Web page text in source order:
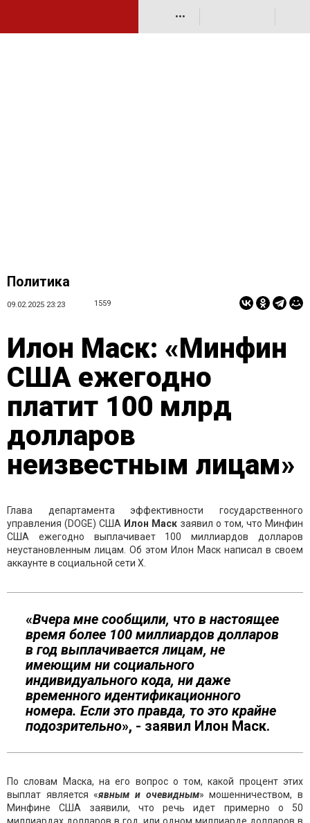
•••
Политика
09.02.2025 23:23 1559
Илон Маск: «Минфин
США ежегодно
платит 100 млрд
долларов
неизвестным лицам»
Глава департамента эффективности государственного
управления (DOGE) США Илон Маск заявил о том, что Минфин
США ежегодно выплачивает 100 миллиардов долларов
неустановленным лицам. Об этом Илон Маск написал в своем
аккаунте в социальной сети Х.
«Вчера мне сообщили, что в настоящее
время более 100 миллиардов долларов
в год выплачивается лицам, не
имеющим ни социального
индивидуального кода, ни даже
временного идентификационного
номера. Если это правда, то это крайне
подозрительно», - заявил Илон Маск.
По словам Маска, на его вопрос о том, какой процент этих
выплат является «явным и очевидным» мошенничеством, в
Минфине США заявили, что речь идет примерно о 50